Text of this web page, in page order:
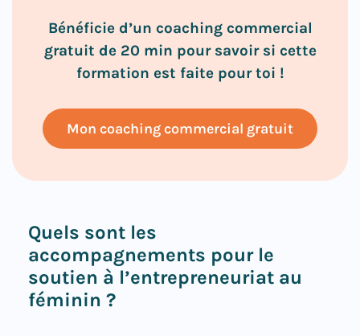
Bénéficie d’un coaching commercial
gratuit de 20 min pour savoir si cette
formation est faite pour toi !
Mon coaching commercial gratuit
Quels sont les
accompagnements pour le
soutien à l’entrepreneuriat au
féminin ?